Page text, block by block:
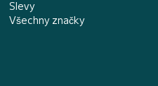
Slevy
Všechny značky